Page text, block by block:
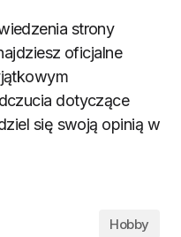
strony
oficjalne
dotyczące
się swoją opinią w
Hobby